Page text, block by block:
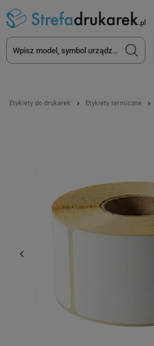
Etykiety do drukarek Etykiety termiczne